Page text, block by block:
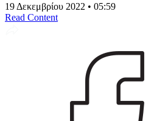
19 Δεκεμβρίου 2022 • 05:59
Read Content